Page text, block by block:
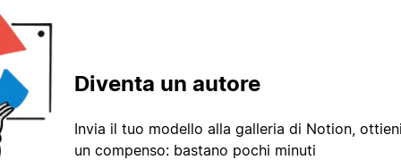
Diventa un autore
Invia il tuo modello alla galleria di Notion,
un compenso: bastano pochi minuti